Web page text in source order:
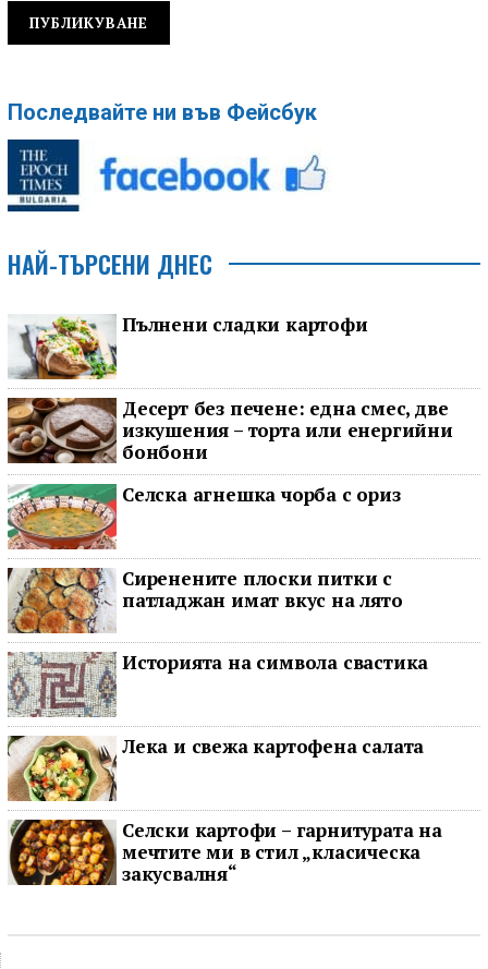
Последвайте ни във Фейсбук
НАЙ-ТЪРСЕНИ ДНЕС
Пълнени сладки картофи
Десерт без печене: една смес, две
изкушения – торта или енергийни
бонбони
Селска агнешка чорба с ориз
Сиренените плоски питки с
патладжан имат вкус на лято
Историята на символа свастика
Лека и свежа картофена салата
Селски картофи – гарнитурата на
мечтите ми в стил „класическа
закусвалня“